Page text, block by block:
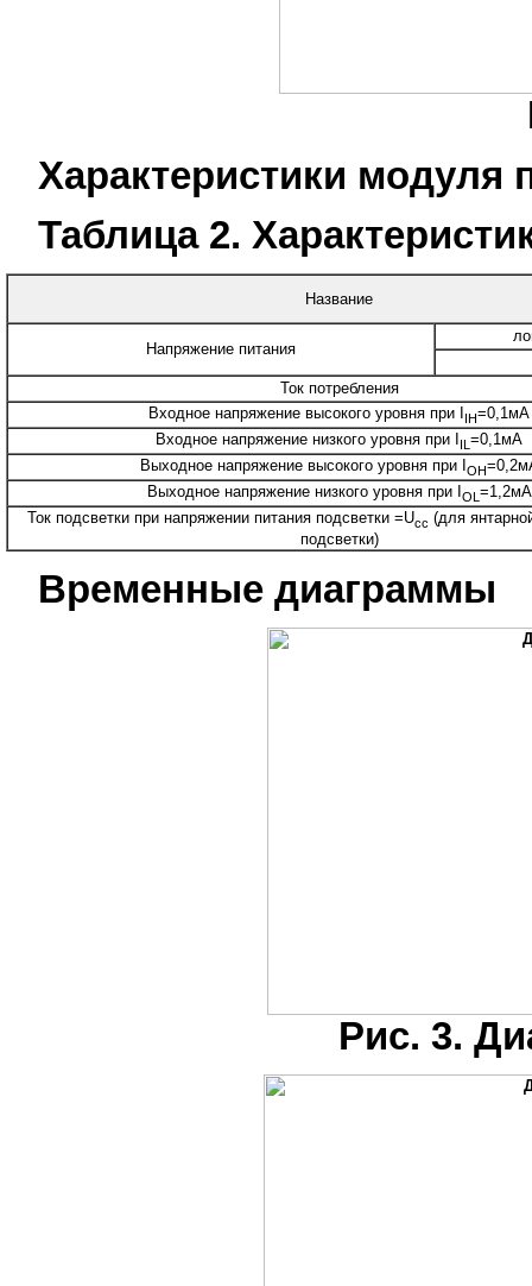
Характеристики модуля
Таблица 2.
Название
Напряжение питания
Ток потребления
Входное напряжение высокого уровня при I
IH=0,1мА
Входное напряжение низкого уровня при I
IL =0,1мА
Выходное напряжение высокого уровня при I
OH
Выходное напряжение низкого уровня при I
OL =1,2мА
Ток подсветки при напряжении питания подсветки =Ucc (для
подсветки)
Временные диаграммы
Рис. 3.